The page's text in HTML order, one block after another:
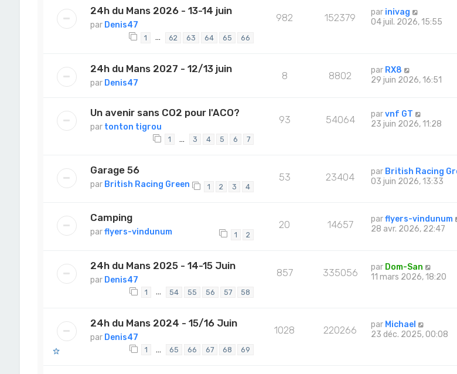
24h du Mans 2026 - 13-14 juin
par Denis47
1 … 62 63 64 65 66
982 152379 par inivag
04 juil. 2026, 15:55
24h du Mans 2027 - 12/13 juin
par Denis47
8 8802 par RX8
29 juin 2026, 16:51
Un avenir sans CO2 pour l'ACO?
par tonton tigrou
1 … 3 4 5 6 7
93 54064 parvnf GT
23 juin 2026, 11:28
Garage 56
par British Racing Green 1 2 3 4
53 23404 par British Racing
03 juin 2026, 13:33
Camping
parflyers-vindunum 1 2
20 14657 parflyers-vindunum
28 avr. 2026, 22:47
24h du Mans 2025 - 14-15 Juin
par Denis47
1 … 54 55 56 57 58
857 335056 par Dom-San
11 mars 2026, 18:20
24h du Mans 2024 - 15/16 Juin
par Denis47
1 … 65 66 67 68 69
1028 220266 par Michael
23 déc. 2025, 00:08